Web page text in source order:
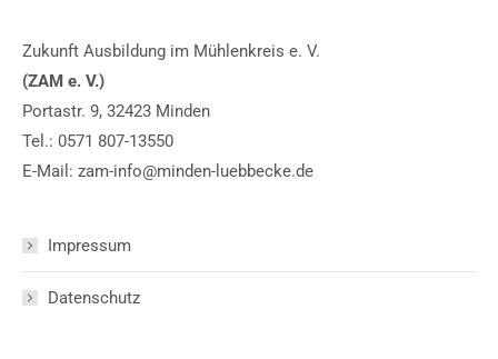
Zukunft Ausbildung im Mühlenkreis e. V.
(ZAM e. V.)
Portastr. 9, 32423 Minden
Tel.: 0571 807-13550
E-Mail: zam-info@minden-luebbecke.de
Impressum
Datenschutz